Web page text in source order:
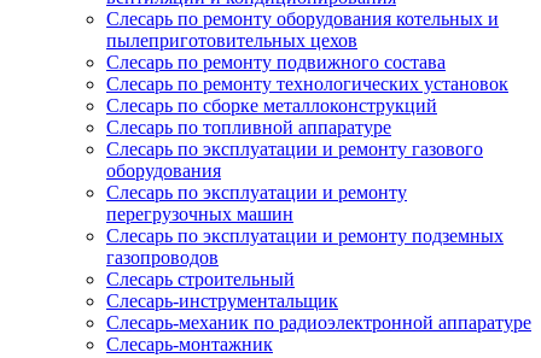
Слесарь по ремонту оборудования котельных и
пылеприготовительных цехов
Слесарь по ремонту подвижного состава
Слесарь по ремонту технологических установок
Слесарь по сборке металлоконструкций
Слесарь по топливной аппаратуре
Слесарь по эксплуатации и ремонту газового
оборудования
Слесарь по эксплуатации и ремонту
перегрузочных машин
Слесарь по эксплуатации и ремонту подземных
газопроводов
Слесарь строительный
Слесарь-инструментальщик
Слесарь-механик по радиоэлектронной аппаратуре
Слесарь-монтажник